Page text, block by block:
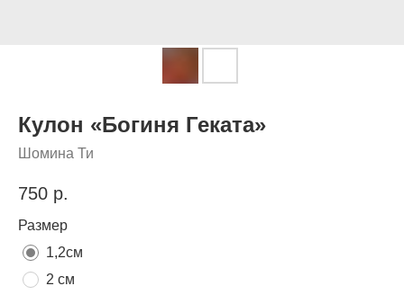
Кулон «Богиня Геката»
Шомина Ти
750 р.
Размер
1,2см
2 см